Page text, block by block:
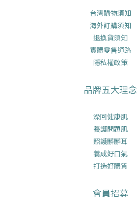
台灣購物須知
海外訂購須知
退換貨須知
實體零售通路
隱私權政策
品牌五大理念
澡回健康肌
養護問題肌
照護髒髒耳
養成好口氣
打造好體質
會員招募